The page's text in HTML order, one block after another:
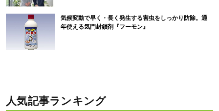
気候変動で早く・長く発生する害虫をしっかり防除。通
年使える気門封鎖剤『フーモン』
人気記事ランキング